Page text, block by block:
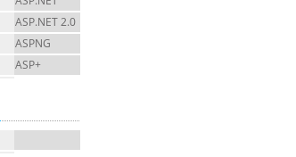
ASP.NET 2.0
ASPNG
ASP+